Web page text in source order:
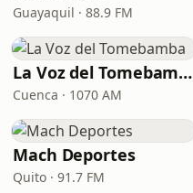
Guayaquil · 88.9 FM
La Voz del Tomebamba
Cuenca · 1070 AM
Mach Deportes
Quito · 91.7 FM